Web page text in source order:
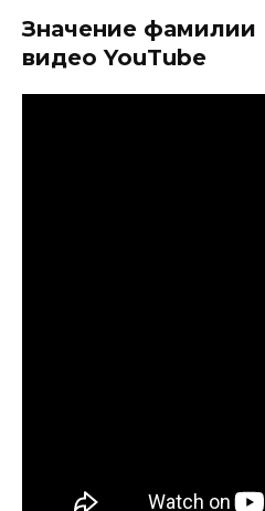
Значение фамилии
видео YouTube